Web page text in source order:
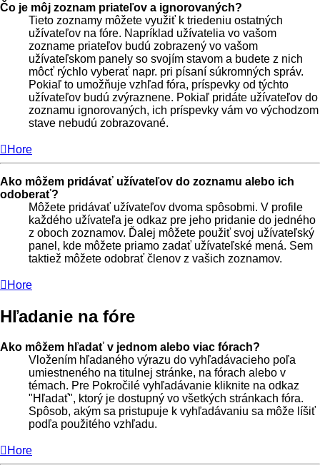
Čo je môj zoznam priateľov a ignorovaných?
Tieto zoznamy môžete využiť k triedeniu ostatných
užívateľov na fóre. Napríklad užívatelia vo vašom
zozname priateľov budú zobrazený vo vašom
užívateľskom panely so svojím stavom a budete z nich
môcť rýchlo vyberať napr. pri písaní súkromných správ.
Pokiaľ to umožňuje vzhľad fóra, príspevky od týchto
užívateľov budú zvýraznene. Pokiaľ pridáte užívateľov do
zoznamu ignorovaných, ich príspevky vám vo východzom
stave nebudú zobrazované.
Hore
Ako môžem pridávať užívateľov do zoznamu alebo ich
odoberať?
Môžete pridávať užívateľov dvoma spôsobmi. V profile
každého užívateľa je odkaz pre jeho pridanie do jedného
z oboch zoznamov. Ďalej môžete použiť svoj užívateľský
panel, kde môžete priamo zadať užívateľské mená. Sem
taktiež môžete odobrať členov z vašich zoznamov.
Hore
Hľadanie na fóre
Ako môžem hľadať v jednom alebo viac fórach?
Vložením hľadaného výrazu do vyhľadávacieho poľa
umiestneného na titulnej stránke, na fórach alebo v
témach. Pre Pokročilé vyhľadávanie kliknite na odkaz
"Hľadať", ktorý je dostupný vo všetkých stránkach fóra.
Spôsob, akým sa pristupuje k vyhľadávaniu sa môže líšiť
podľa použitého vzhľadu.
Hore